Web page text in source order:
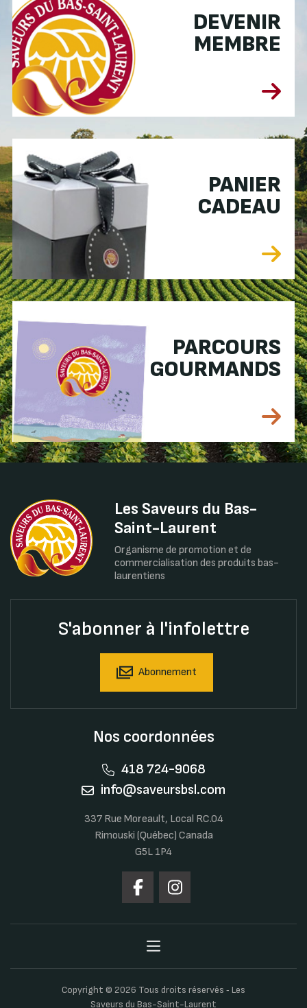
DEVENIR
MEMBRE
PANIER
CADEAU
PARCOURS
GOURMANDS
Les Saveurs du Bas-
Saint-Laurent
Organisme de promotion et de
commercialisation des produits bas-
laurentiens
S'abonner à l'infolettre
Abonnement
Nos coordonnées
418 724-9068
info@saveursbsl.com
337 Rue Moreault, Local RC.04
Rimouski (Québec) Canada
G5L 1P4
Copyright © 2026 Tous droits réservés ‐ Les
Saveurs du Bas-Saint-Laurent